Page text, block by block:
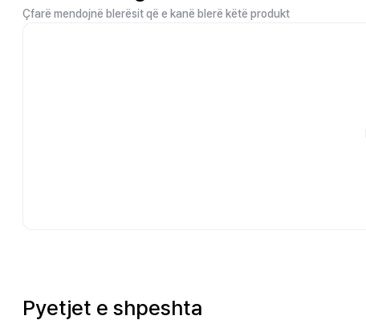
Çfarë mendojnë blerësit që e kanë blerë këtë produkt
Pyetjet e shpeshta